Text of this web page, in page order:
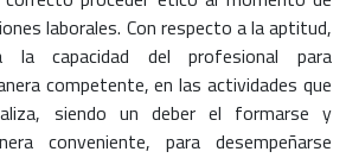
laborales. Con respecto a la aptitud,
capacidad del profesional para
competente, en las actividades que
siendo un deber el formarse y
conveniente, para desempeñarse